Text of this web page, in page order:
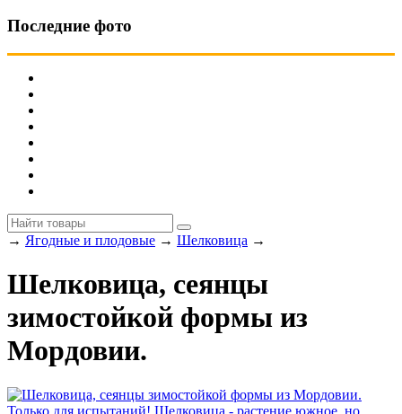
Последние фото
→ Ягодные и плодовые → Шелковица →
Шелковица, сеянцы
зимостойкой формы из
Мордовии.